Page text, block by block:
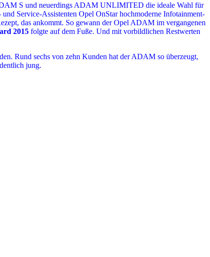
S und neuerdings ADAM UNLIMITED die ideale Wahl für
Service-Assistenten Opel OnStar hochmoderne Infotainment-
das ankommt. So gewann der Opel ADAM im vergangenen
2015 folgte auf dem Fuße. Und mit vorbildlichen Restwerten
Rund sechs von zehn Kunden hat der ADAM so überzeugt,
jung.